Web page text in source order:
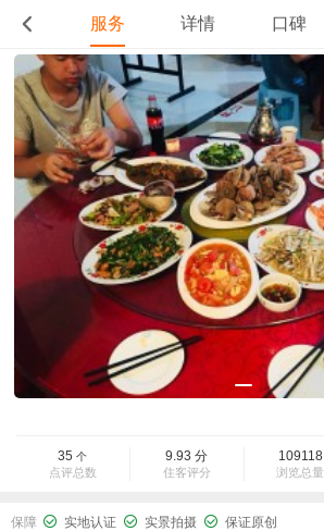
服务 详情 口碑
35 个
点评总数
9.93 分
住客评分
109118
浏览总量
保障 实地认证 实景拍摄
保证原创